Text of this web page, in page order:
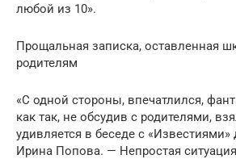
любой из 10».
Прощальная записка, оставленная
родителям
«С одной стороны, впечатлился,
как так, не обсудив с родителями,
удивляется в беседе с «Известиями»
Ирина Попова. — Непростая